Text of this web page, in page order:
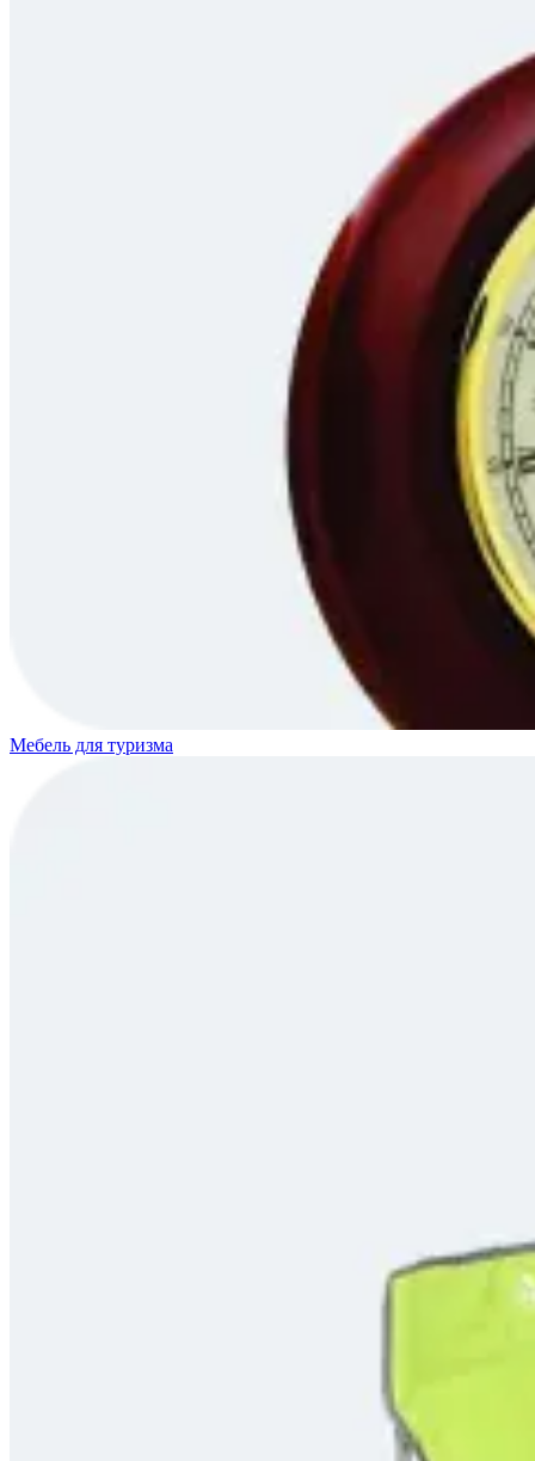
Мебель для туризма